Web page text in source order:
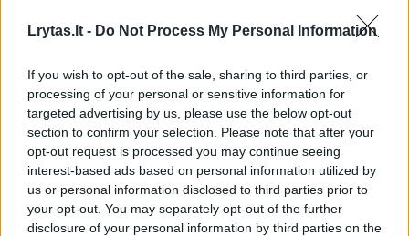
Lrytas.lt - Do Not Process My Personal Information
If you wish to opt-out of the sale, sharing to third parties, or
processing of your personal or sensitive information for
targeted advertising by us, please use the below opt-out
section to confirm your selection. Please note that after your
opt-out request is processed you may continue seeing
interest-based ads based on personal information utilized by
us or personal information disclosed to third parties prior to
your opt-out. You may separately opt-out of the further
disclosure of your personal information by third parties on the